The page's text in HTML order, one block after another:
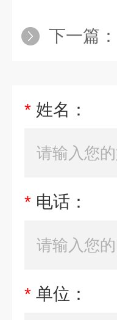
下一篇：
* 姓名：
* 电话：
* 单位：